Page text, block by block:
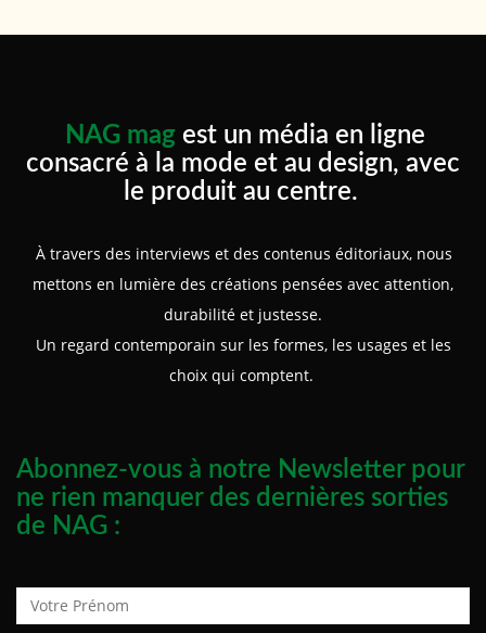
NAG mag est un média en ligne
consacré à la mode et au design, avec
le produit au centre.
À travers des interviews et des contenus éditoriaux, nous
mettons en lumière des créations pensées avec attention,
durabilité et justesse.
Un regard contemporain sur les formes, les usages et les
choix qui comptent.
Abonnez-vous à notre Newsletter pour
ne rien manquer des dernières sorties
de NAG :